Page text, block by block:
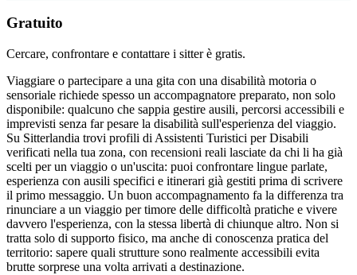
Gratuito
Cercare, confrontare e contattare i sitter è gratis.
Viaggiare o partecipare a una gita con una disabilità motoria o
sensoriale richiede spesso un accompagnatore preparato, non solo
disponibile: qualcuno che sappia gestire ausili, percorsi accessibili e
imprevisti senza far pesare la disabilità sull'esperienza del viaggio.
Su Sitterlandia trovi profili di Assistenti Turistici per Disabili
verificati nella tua zona, con recensioni reali lasciate da chi li ha già
scelti per un viaggio o un'uscita: puoi confrontare lingue parlate,
esperienza con ausili specifici e itinerari già gestiti prima di scrivere
il primo messaggio. Un buon accompagnamento fa la differenza tra
rinunciare a un viaggio per timore delle difficoltà pratiche e vivere
davvero l'esperienza, con la stessa libertà di chiunque altro. Non si
tratta solo di supporto fisico, ma anche di conoscenza pratica del
territorio: sapere quali strutture sono realmente accessibili evita
brutte sorprese una volta arrivati a destinazione.